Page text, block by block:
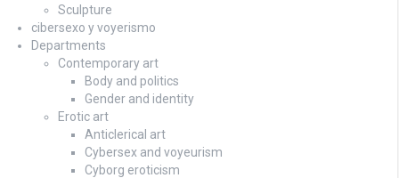
Sculpture
cibersexo y voyerismo
Departments
Contemporary art
Body and politics
Gender and identity
Erotic art
Anticlerical art
Cybersex and voyeurism
Cyborg eroticism